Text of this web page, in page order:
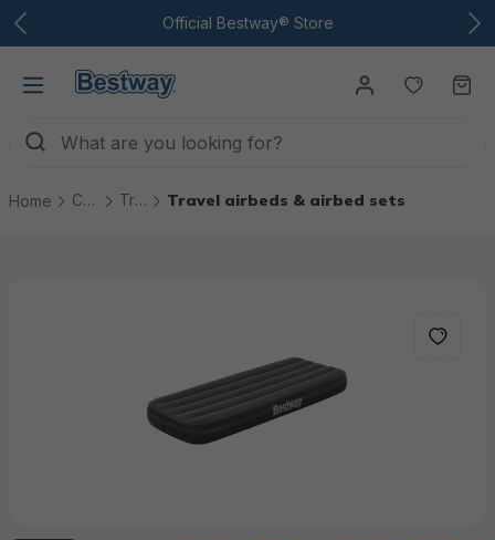
To the main contentOfficial Bestway® Store
You
Home Camping Travel airbeds & sleeping mats Travel airbeds & airbed sets